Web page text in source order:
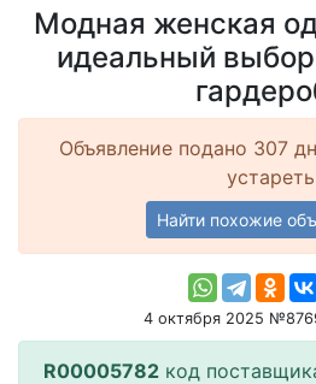
Модная женская
идеальный
Объявление подано 307
устареть
Найти похожие
4 октября 2025
R00005782 код